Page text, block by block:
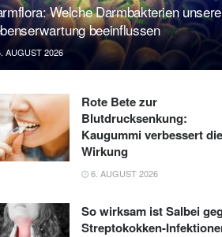
Welche Darmbakterien unsere
beeinflussen
AUGUST 2026
Rote Bete zur
Blutdrucksenkung:
Kaugummi verbessert die
Wirkung
6. AUGUST 2026
So wirksam ist Salbei
Streptokokken-